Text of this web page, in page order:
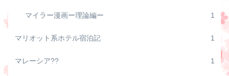
マイラー漫画ー理論編ー 1
マリオット系ホテル宿泊記 1
マレーシア?? 1